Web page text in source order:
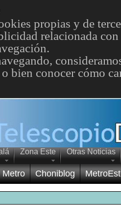
propias y de
relacionada
bien conocer cómo
Zona Este Otras Noticias
Metro Choniblog